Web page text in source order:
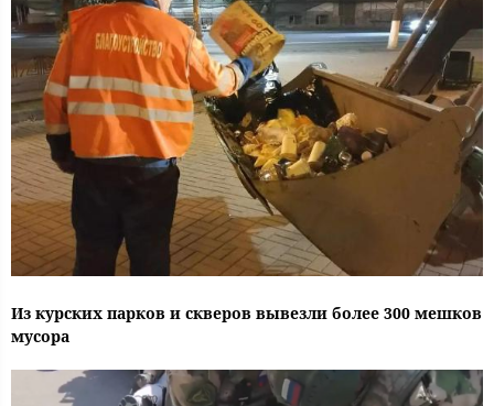
Из курских парков и скверов вывезли более 300 мешков
мусора